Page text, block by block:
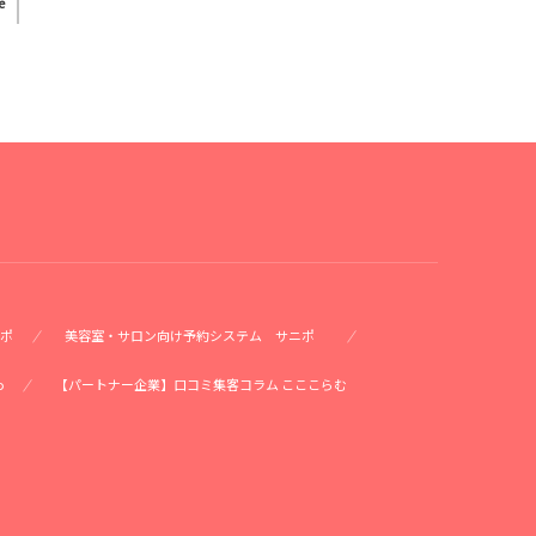
美容室・サロン向け予約システム サニポ
【パートナー企業】口コミ集客コラム こここらむ